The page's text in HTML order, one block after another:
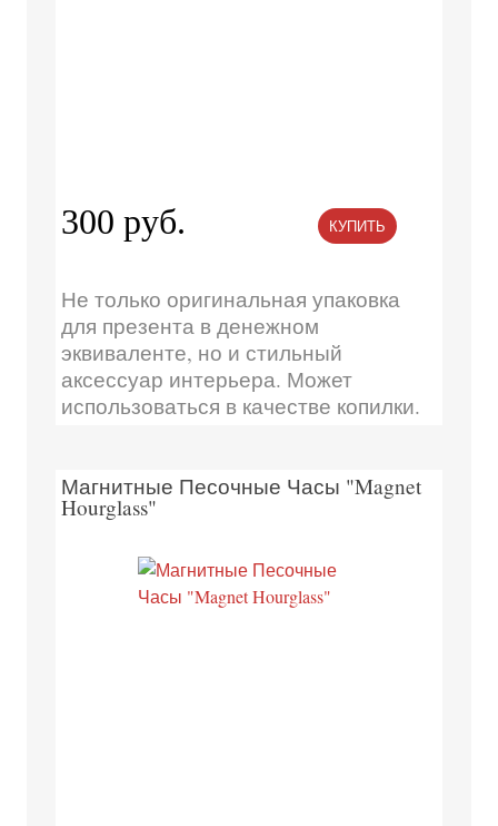
300 руб. КУПИТЬ
Не только оригинальная упаковка
для презента в денежном
эквиваленте, но и стильный
аксессуар интерьера. Может
использоваться в качестве копилки.
Магнитные Песочные Часы "Magnet
Hourglass"